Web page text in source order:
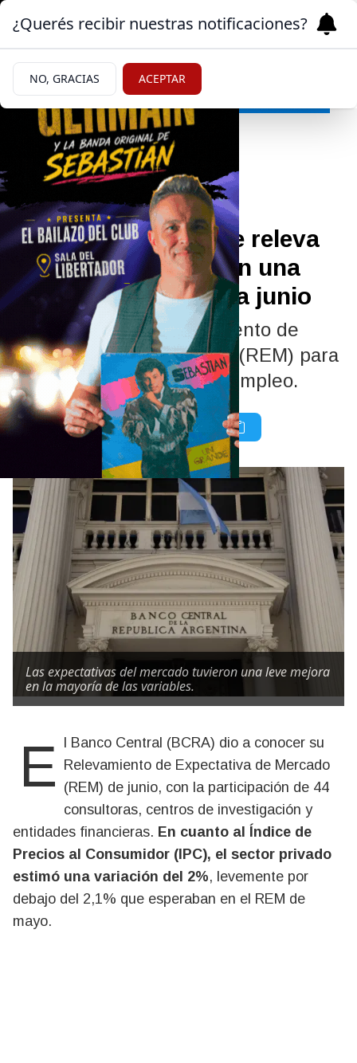
Economía
07/07/2026
Las consultoras que releva
el BCRA proyectaron una
inflación del 2% para junio
Qué anticipa el Relevamiento de
Expectativas de Mercado (REM) para
el dólar, la actividad y el empleo.
Las expectativas del mercado tuvieron una leve mejora
en la mayoría de las variables.
El Banco Central (BCRA) dio a conocer su
Relevamiento de Expectativa de Mercado
(REM) de junio, con la participación de 44
consultoras, centros de investigación y
entidades financieras. En cuanto al Índice de
Precios al Consumidor (IPC), el sector privado
estimó una variación del 2%, levemente por
debajo del 2,1% que esperaban en el REM de
mayo.
¿Querés recibir nuestras notificaciones?
NO, GRACIAS ACEPTAR